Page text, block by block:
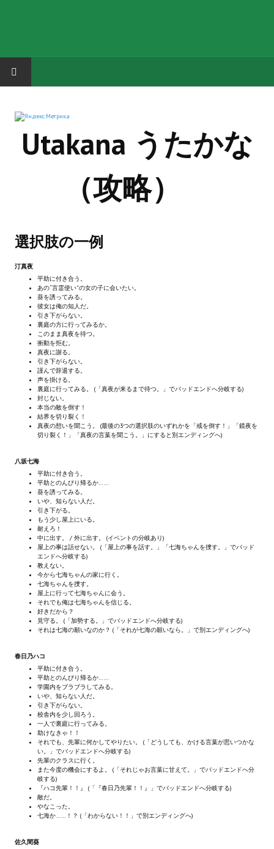
Aliens vs Predator 2 (Русские субтитры)
Dungeon Siege 2 Legendary Mod (Русские субтитры)
Новый ГГ
Моды группы
Теневой кардинал для Скайрима
Работы Alexandra10
Kitana HGEC
Apella CBBE SSE BodySlide (with Physics)
Apella 2.0 CBBE SSE BodySlide (with Physics)
Kitana CBBE SSE BodySlide (with Physics)
Nekomimi
New Light Skyrim SE
SB Corset Armor CBBE SSE BodySlide (with Physics)
Wedding Wear CBBE SSE BodySlide (with Physics)
Работы Тестера 55
Наёмный оборотень
Небесный воин
Немного героев меча и магии
Расширенная версия Х3
REBalance
Работы Kuroneko
Doom 3 Remaster Fan Edition
X2 - The Threat Remaster Fan Edition
Quake III Arena Remaster Fan Edition
Utakana うたかな
（攻略）
選択肢の一例
汀真夜
平助に付き合う。
あの“言霊使い”の女の子に会いたい。
葵を誘ってみる。
彼女は俺の知人だ。
引き下がらない。
裏庭の方に行ってみるか。
このまま真夜を待つ。
衝動を拒む。
真夜に謝る。
引き下がらない。
謹んで辞退する。
声を掛ける。
裏庭に行ってみる。 (「真夜が来るまで待つ。」でバッドエンドへ分岐する)
封じない。
本当の敵を倒す！
結界を切り裂く！
真夜の想いを聞こう。 (最後の3つの選択肢のいずれかを「戒を倒す！」「鏡夜を
切り裂く！」「真夜の言葉を聞こう。」にすると別エンディングへ)
八坂七海
平助に付き合う。
平助とのんびり帰るか……
葵を誘ってみる。
いや、知らない人だ。
引き下がる。
もう少し屋上にいる。
耐えろ！
中に出す。 / 外に出す。 (イベントの分岐あり)
屋上の事は話せない。 (「屋上の事を話す。」「七海ちゃんを捜す。」でバッド
エンドへ分岐する)
教えない。
今から七海ちゃんの家に行く。
七海ちゃんを捜す。
屋上に行って七海ちゃんに会う。
それでも俺は七海ちゃんを信じる。
好きだから？
見守る。 (「加勢する。」でバッドエンドへ分岐する)
それは七海の願いなのか？ (「それが七海の願いなら。」で別エンディングへ)
春日乃ハコ
平助に付き合う。
平助とのんびり帰るか……
学園内をブラブラしてみる。
いや、知らない人だ。
引き下がらない。
校舎内を少し回ろう。
一人で裏庭に行ってみる。
助けなきゃ！！
それでも、先輩に何かしてやりたい。 (「どうしても、かける言葉が思いつかな
い。」でバッドエンドへ分岐する)
先輩のクラスに行く。
また今度の機会にするよ。 (「それじゃお言葉に甘えて。」でバッドエンドへ分
岐する)
『ハコ先輩！！』 (「『春日乃先輩！！』」でバッドエンドへ分岐する)
敵だ。
やなこった。
七海か……！？ (「わからない！！」で別エンディングへ)
佐久間葵